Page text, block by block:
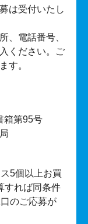
は受付いたし
、電話番号、
ください。ご
す。
箱第95号
5個以上お買
すれば同条件
のご応募が